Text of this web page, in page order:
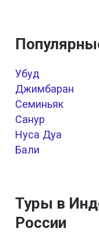
Убуд
Джимбаран
Семиньяк
Санур
Нуса Дуа
Бали
Туры в
России